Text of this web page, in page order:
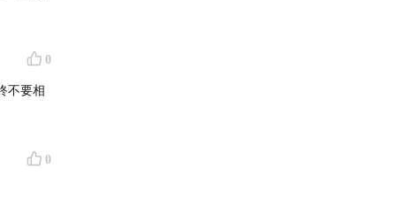
0
不要相
0